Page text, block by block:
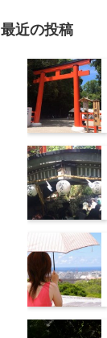
最近の投稿